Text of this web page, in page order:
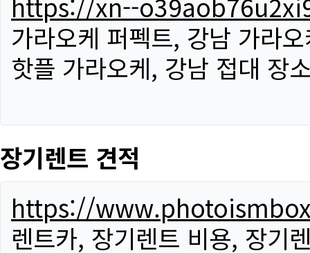
가라오케 퍼펙트, 강남 가라
핫플 가라오케, 강남 접대 장
장기렌트 견적
https://
렌트카, 장기렌트 비용, 장기